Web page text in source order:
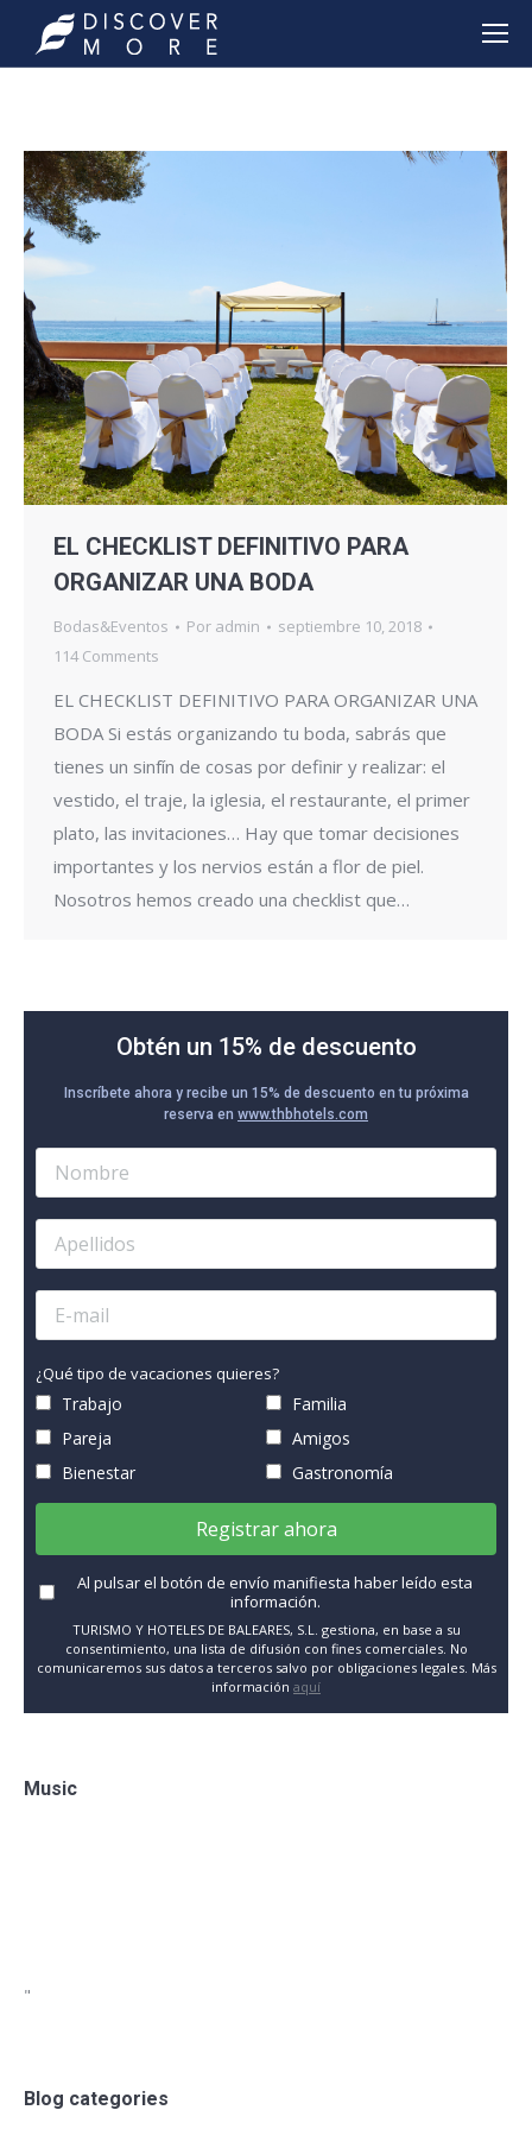
EL CHECKLIST DEFINITIVO PARA
ORGANIZAR UNA BODA
Bodas&Eventos Por admin
septiembre 10, 2018
114 Comments
EL CHECKLIST DEFINITIVO PARA ORGANIZAR UNA
BODA Si estás organizando tu boda, sabrás que
tienes un sinfín de cosas por definir y realizar: el
vestido, el traje, la iglesia, el restaurante, el primer
plato, las invitaciones… Hay que tomar decisiones
importantes y los nervios están a flor de piel.
Nosotros hemos creado una checklist que…
Obtén un 15% de descuento
Inscríbete ahora y recibe un 15% de descuento en tu próxima
reserva en www.thbhotels.com
¿Qué tipo de vacaciones quieres?
Trabajo
Familia
Pareja
Amigos
Bienestar
Gastronomía
Registrar ahora
Al pulsar el botón de envío manifiesta haber leído esta
información.
TURISMO Y HOTELES DE BALEARES, S.L. gestiona, en base a su
consentimiento, una lista de difusión con fines comerciales. No
comunicaremos sus datos a terceros salvo por obligaciones legales. Más
información aquí
Music
"
Blog categories